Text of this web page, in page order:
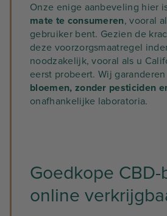
Onze enige aanbeveling hier
mate te consumeren, vooral
gebruiker bent. Gezien de
deze voorzorgsmaatregel
noodzakelijk, vooral als u
eerst probeert. Wij garanderen
bloemen, zonder pesticiden
onafhankelijke laboratoria.
Goedkope CBD-
online